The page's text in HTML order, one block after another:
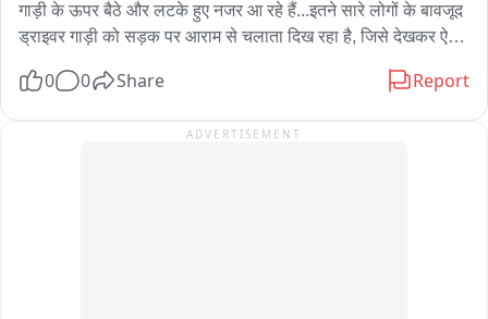
गाड़ी के ऊपर बैठे और लटके हुए नजर आ रहे हैं...इतने सारे लोगों के बावजूद
ड्राइवर गाड़ी को सड़क पर आराम से चलाता दिख रहा है, जिसे देखकर ऐसा
रहे हों
ड्राइवर की स्किल देख घूम गया दिमाग
0 0 Share Report
ADVERTISEMENT